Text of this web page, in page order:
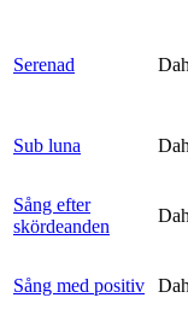
Serenad
Sub luna
Sång efter
skördeanden
Sång med positiv